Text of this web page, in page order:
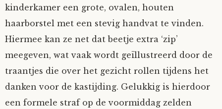
kinderkamer een grote, ovalen, houten
haarborstel met een stevig handvat te vinden.
Hiermee kan ze net dat beetje extra ‘zip’
meegeven, wat vaak wordt geïllustreerd door de
traantjes die over het gezicht rollen tijdens het
danken voor de kastijding. Gelukkig is hierdoor
een formele straf op de voormiddag zelden